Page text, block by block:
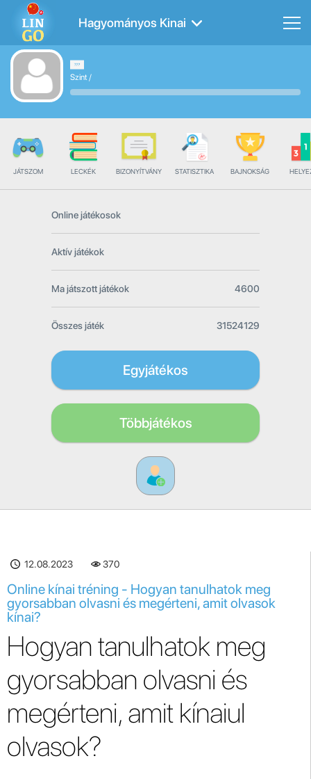
Hagyományos Kinai
Szint/
JÁTSZOM LECKÉK BIZONYÍTVÁNY STATISZTIKA BAJNOKSÁG
Online játékosok
Aktív játékok
Ma játszott játékok 4600
Összes játék 31524129
Egyjátékos
Többjátékos
12.08.2023 370
Online kínai tréning - Hogyan tanulhatok meg
gyorsabban olvasni és megérteni, amit olvasok
kínai?
Hogyan tanulhatok meg
gyorsabban olvasni és
megérteni, amit kínaiul
olvasok?